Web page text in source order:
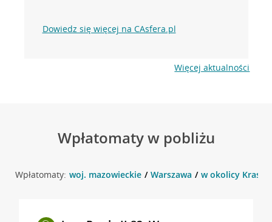
Dowiedz się więcej na CAsfera.pl
Więcej aktualności
Wpłatomaty w pobliżu
Wpłatomaty: woj. mazowieckie Warszawa w okolicy